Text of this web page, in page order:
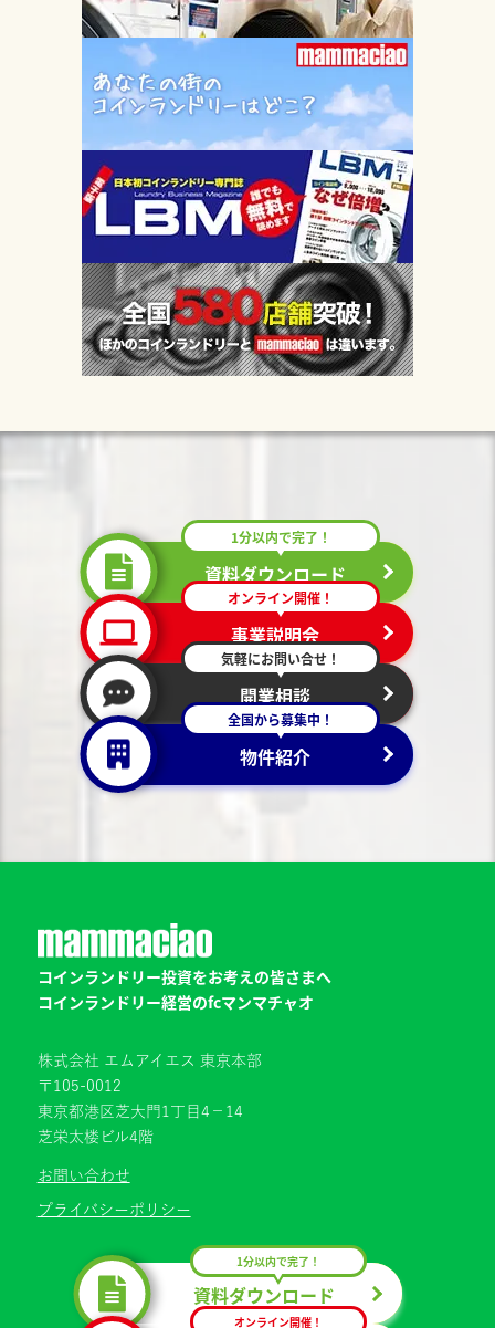
資料ダウンロード
1分以内で完了！
事業説明会
オンライン開催！
開業相談
気軽にお問い合せ！
物件紹介
全国から募集中！
コインランドリー投資をお考えの皆さまへ
コインランドリー経営のfcマンマチャオ
株式会社 エムアイエス 東京本部
〒105-0012
東京都港区芝大門1丁目4−14
芝栄太楼ビル4階
お問い合わせ
プライバシーポリシー
資料ダウンロード
1分以内で完了！
オンライン開催！